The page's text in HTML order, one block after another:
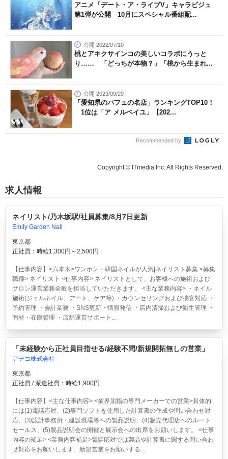
アニメ「デート・ア・ライブV」キャラビジュ
第1弾が公開 10月にスペシャル番組配...
公開 2022/07/10
桃とアキクサインコの美しいコラボにうっと
り…… 「どっちが本物？」「桃から生まれ...
公開 2023/09/29
「愛知県のパフェの名店」ランキングTOP10！
1位は「ア メルベイユ」【202...
Recommended by
Copyright © ITmedia Inc. All Rights Reserved.
求人情報
ネイリスト/乃木坂駅/社員募集/8月7日更新
Emily Garden Nail
東京都
正社員：時給1,300円～2,500円
【仕事内容】<六本木>ワンホン・韓国ネイルが人気|ネイリスト募集 <募集
職種> ネイリスト <仕事内容> ネイリストとして、お客様への施術および
サロン運営業務全般を担当していただきます。 <主な業務内容> ・ネイル
施術(ジェルネイル、アート、ケア等) ・カウンセリングおよび接客対応 ・
予約管理 ・会計業務 ・SNS更新・情報発信 ・店内清掃および衛生管理 ・
商材・在庫管理 ・店舗運営サポート...
「未経験から正社員目指せる/経験不問/新規開拓無しの営業」
アデコ株式会社
東京都
正社員 / 派遣社員：時給1,900円
【仕事内容】<主な仕事内容> <業界屈指の専門メーカーでの営業>具体的
には(1)電話応対、(2)専門ソフトを使用した計算書の作成や問い合わせ対
応、(3)設計事務所・建設現場等への製品説明、(4)販売代理店へのルート
セールス、(5)製品説明会の開催と展示会への出席をお願いします。 <仕事
内容の補足> <業務内容補足>電話応対では製品や計算書に関する問い合わ
せ対応をお願いします。新規営業をお願いする...